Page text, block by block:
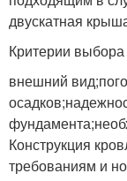
двускатная
Критерии
внешний
Конструкция
требованиям и